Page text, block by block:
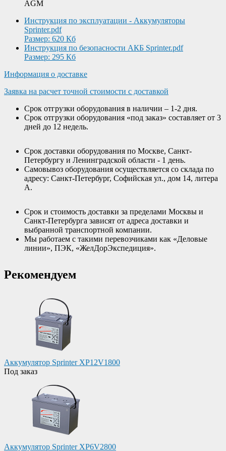
AGM
Инструкция по эксплуатации - Аккумуляторы
Sprinter.pdf
Размер: 620 Кб
Инструкция по безопасности АКБ Sprinter.pdf
Размер: 295 Кб
Информация о доставке
Заявка на расчет точной стоимости с доставкой
Срок отгрузки оборудования в наличии – 1-2 дня.
Срок отгрузки оборудования «под заказ» составляет от 3
дней до 12 недель.
Срок доставки оборудования по Москве, Санкт-
Петербургу и Ленинградской области - 1 день.
Самовывоз оборудования осуществляется со склада по
адресу: Санкт-Петербург, Софийская ул., дом 14, литера
А.
Срок и стоимость доставки за пределами Москвы и
Санкт-Петербурга зависят от адреса доставки и
выбранной транспортной компании.
Мы работаем с такими перевозчиками как «Деловые
линии», ПЭК, «ЖелДорЭкспедиция».
Рекомендуем
Аккумулятор Sprinter XP12V1800
Под заказ
Аккумулятор Sprinter XP6V2800